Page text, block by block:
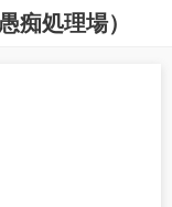
痴処理場）